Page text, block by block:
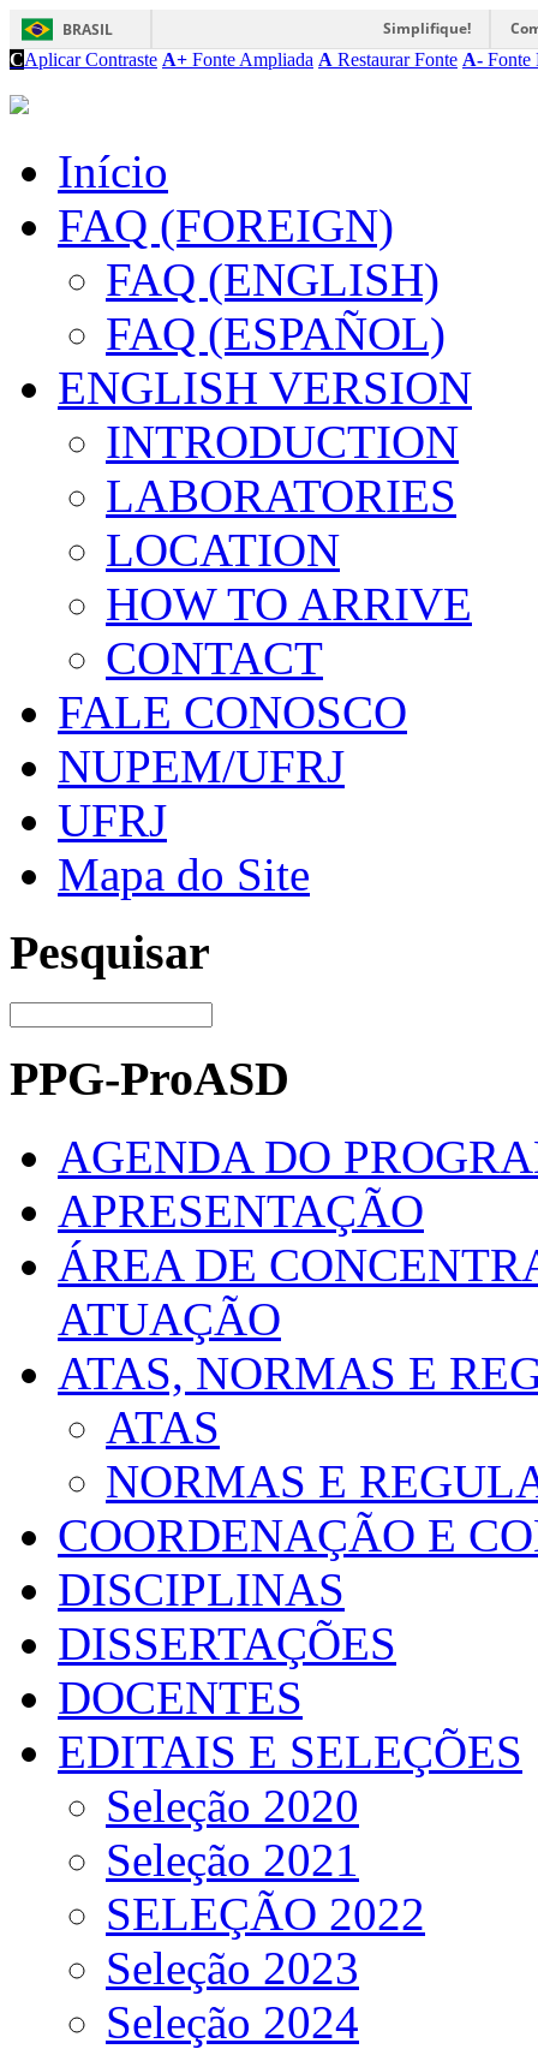
BRASIL Simplifique!
CAplicar Contraste A+ Fonte Ampliada A Restaurar Fonte A- Fonte
Início
FAQ (FOREIGN)
FAQ (ENGLISH)
FAQ (ESPAÑOL)
ENGLISH VERSION
INTRODUCTION
LABORATORIES
LOCATION
HOW TO ARRIVE
CONTACT
FALE CONOSCO
NUPEM/UFRJ
UFRJ
Mapa do Site
Pesquisar
PPG-ProASD
AGENDA DO
APRESENTAÇÃO
ÁREA DE
ATUAÇÃO
ATAS, NORMAS E
ATAS
NORMAS E
COORDENAÇÃO E
DISCIPLINAS
DISSERTAÇÕES
DOCENTES
EDITAIS E SELEÇÕES
Seleção 2020
Seleção 2021
SELEÇÃO 2022
Seleção 2023
Seleção 2024